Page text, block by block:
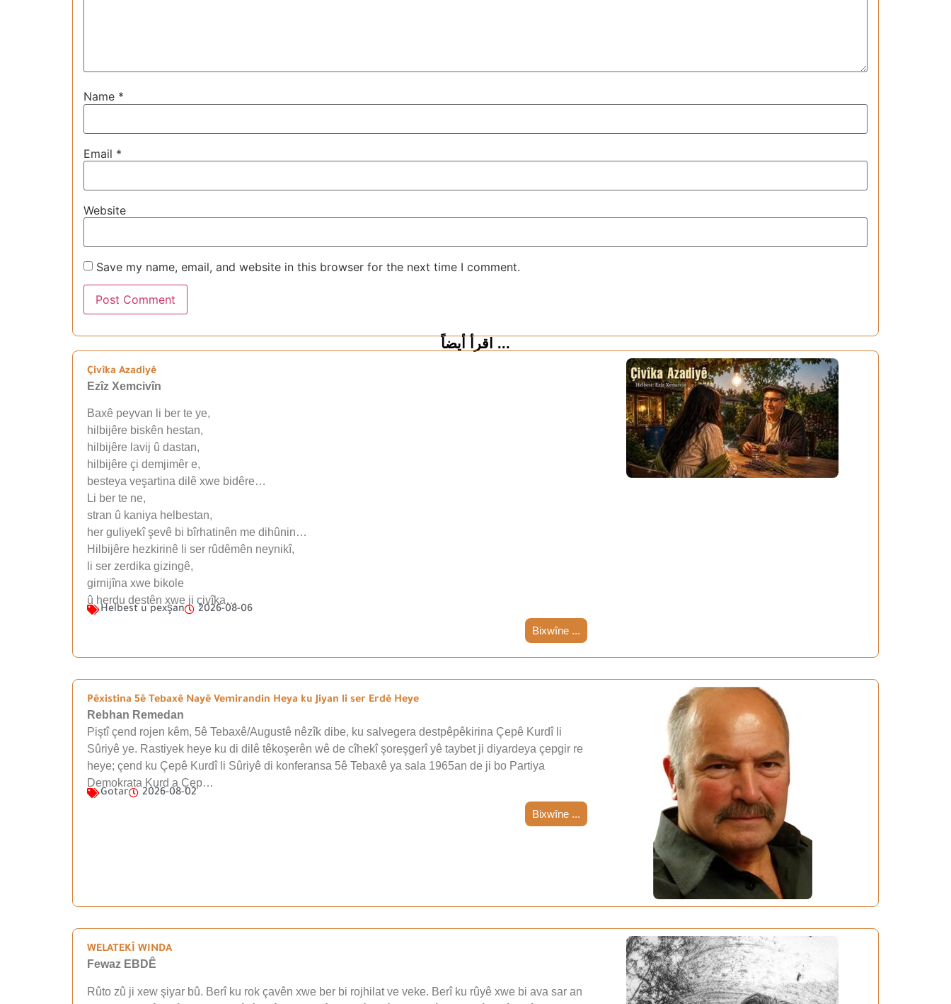
Name *
Email *
Website
Save my name, email, and website in this browser for the next time I comment.
اقرأ أيضاً ...
Çivîka Azadiyê
Ezîz Xemcivîn
Baxê peyvan li ber te ye,
hilbijêre biskên hestan,
hilbijêre lavij û dastan,
hilbijêre çi demjimêr e,
besteya veşartina dilê xwe bidêre…
Li ber te ne,
stran û kaniya helbestan,
her guliyekî şevê bi bîrhatinên me dihûnin…
Hilbijêre hezkirinê li ser rûdêmên neynikî,
li ser zerdika gizingê,
girnijîna xwe bikole
û herdu destên xwe ji çivîka…
Helbest u pexşan 2026-08-06
Bixwîne ...
Pêxistina 5ê Tebaxê Nayê Vemirandin Heya ku Jiyan li ser Erdê Heye
Rebhan Remedan
Piştî çend rojen kêm, 5ê Tebaxê/Augustê nêzîk dibe, ku salvegera destpêpêkirina Çepê Kurdî li
Sûriyê ye. Rastiyek heye ku di dilê têkoşerên wê de cîhekî şoreşgerî yê taybet ji diyardeya çepgir re
heye; çend ku Çepê Kurdî li Sûriyê di konferansa 5ê Tebaxê ya sala 1965an de ji bo Partiya
Demokrata Kurd a Çep…
Gotar 2026-08-02
Bixwîne ...
WELATEKÎ WINDA
Fewaz EBDÊ
Rûto zû ji xew şiyar bû. Berî ku rok çavên xwe ber bi rojhilat ve veke. Berî ku rûyê xwe bi ava sar an